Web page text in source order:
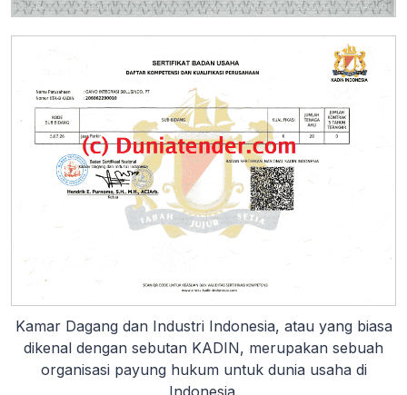
Kamar Dagang dan Industri Indonesia, atau yang biasa
dikenal dengan sebutan KADIN, merupakan sebuah
organisasi payung hukum untuk dunia usaha di